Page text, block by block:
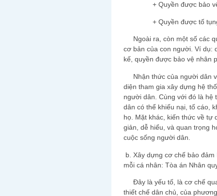
+ Quyền được bảo vệ
+ Quyền được tố tụng
Ngoài ra, còn một số các
cơ bản của con người. Ví dụ:
kế, quyền được bảo vệ nhân
Nhận thức của người dân
diện tham gia xây dựng hệ
người dân. Cùng với đó là hệ
dân có thể khiếu nại, tố cáo,
họ. Mặt khác, kiến thức về tự
giản, dễ hiểu, và quan trọng
cuộc sống người dân.
b. Xây dựng cơ chế bảo
mỗi cá nhân: Tòa án Nhân
Đây là yếu tố, là cơ chế
thiết chế dân chủ, của